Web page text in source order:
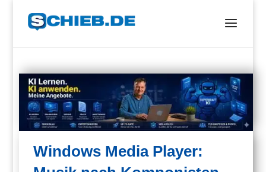
Windows Media Player: